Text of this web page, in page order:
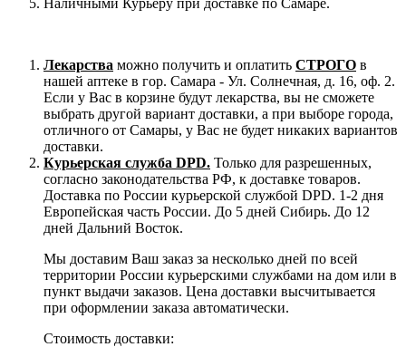
Лекарства можно получить и оплатить СТРОГО в
нашей аптеке в гор. Самара - Ул. Солнечная, д. 16, оф. 2.
Если у Вас в корзине будут лекарства, вы не сможете
выбрать другой вариант доставки, а при выборе города,
отличного от Самары, у Вас не будет никаких вариантов
доставки.
Курьерская служба DPD. Только для разрешенных,
согласно законодательства РФ, к доставке товаров.
Доставка по России курьерской службой DPD. 1-2 дня
Европейская часть России. До 5 дней Сибирь. До 12
дней Дальний Восток.
Мы доставим Ваш заказ за несколько дней по всей
территории России курьерскими службами на дом или в
пункт выдачи заказов. Цена доставки высчитывается
при оформлении заказа автоматически.
Стоимость доставки: